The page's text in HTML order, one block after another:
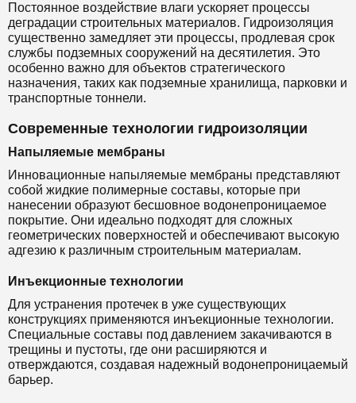
Постоянное воздействие влаги ускоряет процессы
деградации строительных материалов. Гидроизоляция
существенно замедляет эти процессы, продлевая срок
службы подземных сооружений на десятилетия. Это
особенно важно для объектов стратегического
назначения, таких как подземные хранилища, парковки и
транспортные тоннели.
Современные технологии гидроизоляции
Напыляемые мембраны
Инновационные напыляемые мембраны представляют
собой жидкие полимерные составы, которые при
нанесении образуют бесшовное водонепроницаемое
покрытие. Они идеально подходят для сложных
геометрических поверхностей и обеспечивают высокую
адгезию к различным строительным материалам.
Инъекционные технологии
Для устранения протечек в уже существующих
конструкциях применяются инъекционные технологии.
Специальные составы под давлением закачиваются в
трещины и пустоты, где они расширяются и
отверждаются, создавая надежный водонепроницаемый
барьер.